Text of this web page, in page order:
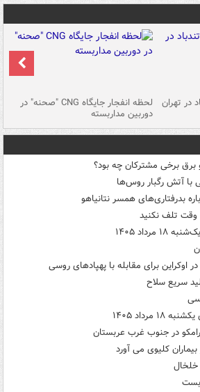
در تهران لحظه انفجار جایگاه CNG "صحنه" در
دوربین مداربسته
برخی مشترکان چه بود؟
با آتش رگبار روس‌ها
بدرفتاری‌های همسر نتانیاهو
وقت تلف نکنید
۱۴۰۵
در اوکراین برای مقابله با پهپادهای روسی
سریع سلاح
۱۴۰۵
در جنوب غرب عربستان
کلیوی می آورد
خلخال